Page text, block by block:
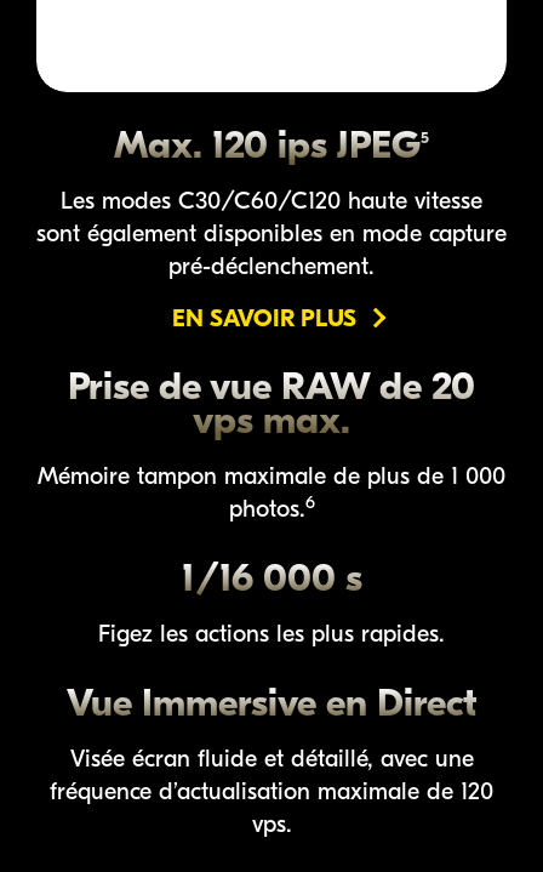
Max. 120 ips JPEG5
Les modes C30/C60/C120 haute vitesse
sont également disponibles en mode capture
pré-déclenchement.
EN SAVOIR PLUS
Prise de vue RAW de 20
vps max.
Mémoire tampon maximale de plus de 1 000
photos.6
1/16 000 s
Figez les actions les plus rapides.
Vue Immersive en Direct
Visée écran fluide et détaillé, avec une
fréquence d’actualisation maximale de 120
vps.